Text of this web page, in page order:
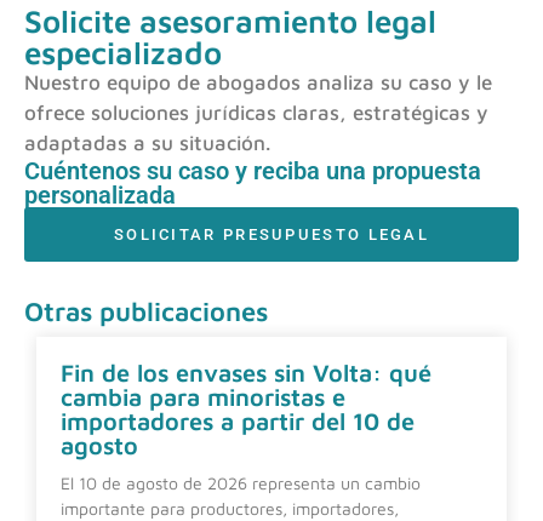
Solicite asesoramiento legal
especializado
Nuestro equipo de abogados analiza su caso y le
ofrece soluciones jurídicas claras, estratégicas y
adaptadas a su situación.
Cuéntenos su caso y reciba una propuesta
personalizada
SOLICITAR PRESUPUESTO LEGAL
Otras publicaciones
Fin de los envases sin Volta: qué
cambia para minoristas e
importadores a partir del 10 de
agosto
El 10 de agosto de 2026 representa un cambio
importante para productores, importadores,